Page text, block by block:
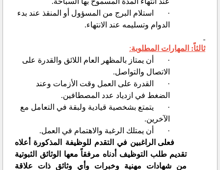
·
استلام البرج من المسؤول أو المنقذ عند بدء
الدوام وتسليمه عند الانتهاء.
ثالثاً: المهارات المطلوبة:
·
أن يمتاز بالمظهر العام اللائق والقدرة على
الاتصال والتواصل.
·
القدرة على العمل وقت الأزمات وعند
الضغط في ازدياد عدد المصطافين.
· يتمتع بشخصية قيادية ولبقة في التعامل مع
الآخرين.
·
أن يمتلك الرغبة والاهتمام في العمل.
فعلى الراغبين في التقدم للوظيفة المذكورة أعلاه
تقديم طلب التوظيف أدناه مرفقاً معها الوثائق الثبوتية
من شهادات مهنية وخبرات وأي وثائق ذات علاقة